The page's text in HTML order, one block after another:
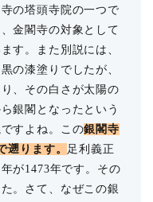
の塔頭寺院の一つで
金閣寺の対象として
す。また別説には、
の漆塗りでしたが、
、その白さが太陽の
銀閣となったという
すよね。この銀閣寺
遡ります。 足利義正
が1473年です。その
。さて、なぜこの銀